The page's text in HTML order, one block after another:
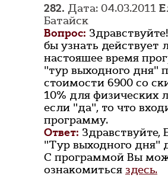
282. Дата: 04.03.2011
Батайск
Вопрос:
бы узнать действует
настояшее время
"тур выходного дня"
стоимости 6900 со
10% для физических
если "да", то что
программу.
Ответ: Здравствуйте,
"Тур выходного дня"
С программой Вы
ознакомиться здесь.